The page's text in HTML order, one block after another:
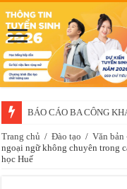
BÁO CÁO BA CÔNG
Trang chủ / Đào tạo / Văn bản
ngoại ngữ không chuyên trong
học Huế